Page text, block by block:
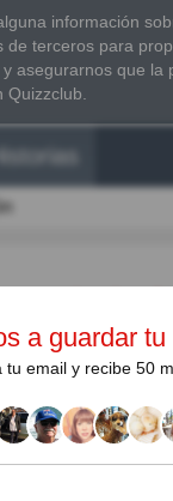
información
terceros para
asegurarnos que la
homónima y
país, a orillas de
También se la
a guardar
tu email y recibe 50